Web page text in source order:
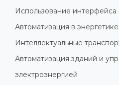
Использование
Автоматизация в энергетике
Интеллектуальные
Автоматизация зданий и
электроэнергией